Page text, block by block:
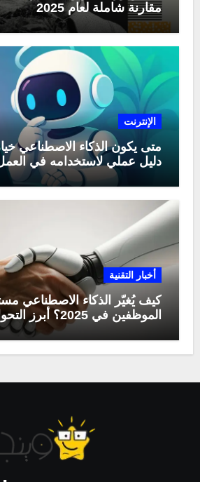
مقارنة شاملة لعام 2025
الإنترنت
متى يكون الذكاء الاصطناعي
دليل عملي لاستخدامه في
أخبار التقنية
كيف يُغيّر الذكاء الاصطناعي
الموظفين في 2025؟ أبرز التحولات المهنية